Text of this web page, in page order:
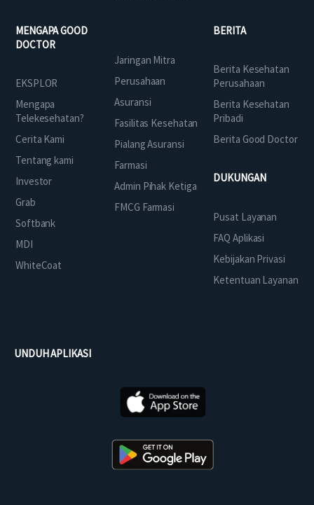
MENGAPA GOOD
DOCTOR
EKSPLOR
Mengapa
Telekesehatan?
Cerita Kami
Tentang kami
Investor
Grab
Softbank
MDI
WhiteCoat
Jaringan Mitra
Perusahaan
Asuransi
Fasilitas Kesehatan
Pialang Asuransi
Farmasi
Admin Pihak Ketiga
FMCG Farmasi
BERITA
Berita Kesehatan
Perusahaan
Berita Kesehatan
Pribadi
Berita Good Doctor
DUKUNGAN
Pusat Layanan
FAQ Aplikasi
Kebijakan Privasi
Ketentuan Layanan
UNDUH APLIKASI